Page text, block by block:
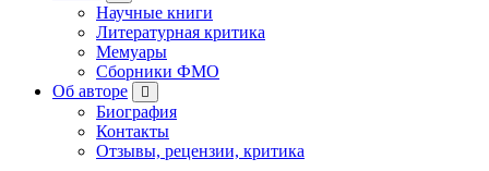
Научные книги
Литературная критика
Мемуары
Сборники ФМО
Об авторе
Биография
Контакты
Отзывы, рецензии, критика